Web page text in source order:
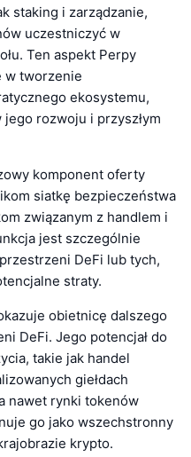
staking i zarządzanie,
uczestniczyć w
Ten aspekt Perpy
w tworzenie
ekosystemu,
rozwoju i przyszłym
komponent oferty
siatkę bezpieczeństwa
związanym z handlem i
jest szczególnie
DeFi lub tych,
straty.
obietnicę dalszego
DeFi. Jego potencjał do
takie jak handel
giełdach
nawet rynki tokenów
go jako wszechstronny
krypto.